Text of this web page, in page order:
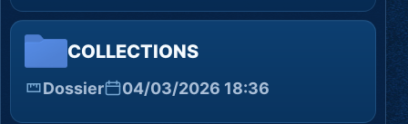
COLLECTIONS
Dossier 04/03/2026 18:36